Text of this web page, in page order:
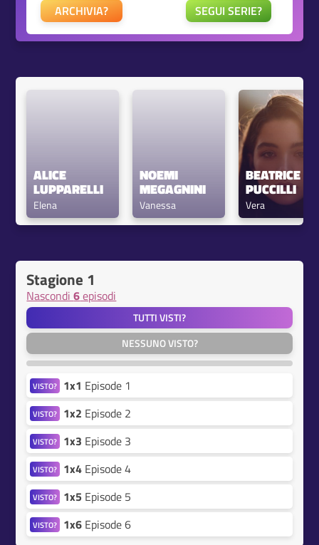
ARCHIVIA?
SEGUI SERIE?
ALICE
LUPPARELLI
Elena
NOEMI
MEGAGNINI
Vanessa
BEATRICE
PUCCILLI
Vera
Stagione 1
Nascondi6episodi
TUTTI VISTI?
NESSUNO VISTO?
VISTO? 1x1 Episode 1
VISTO? 1x2 Episode 2
VISTO? 1x3 Episode 3
VISTO? 1x4 Episode 4
VISTO? 1x5 Episode 5
VISTO? 1x6 Episode 6